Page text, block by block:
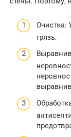
Очистка:
грязь.